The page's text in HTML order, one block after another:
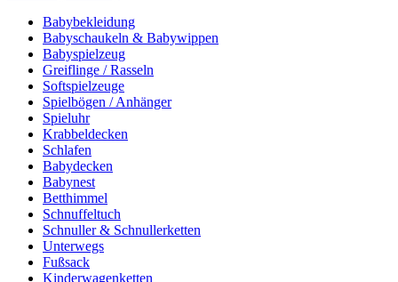
Babybekleidung
Babyschaukeln & Babywippen
Babyspielzeug
Greiflinge / Rasseln
Softspielzeuge
Spielbögen / Anhänger
Spieluhr
Krabbeldecken
Schlafen
Babydecken
Babynest
Betthimmel
Schnuffeltuch
Schnuller & Schnullerketten
Unterwegs
Fußsack
Kinderwagenketten